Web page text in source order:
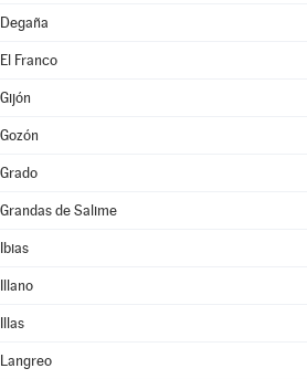
Degaña
El Franco
Gijón
Gozón
Grado
Grandas de Salime
Ibias
Illano
Illas
Langreo